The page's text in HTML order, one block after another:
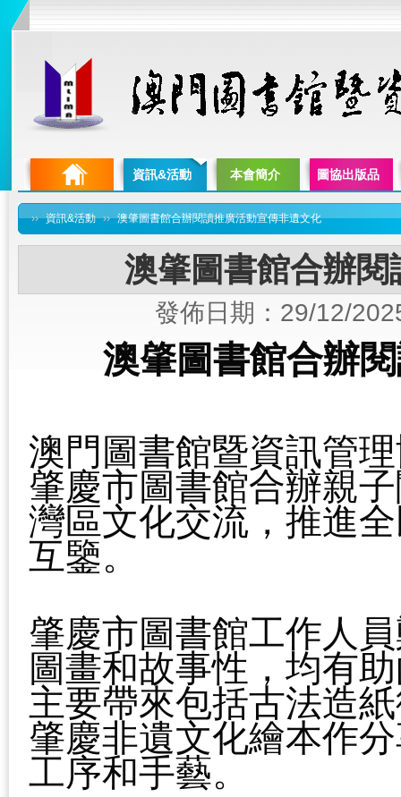
資訊&活動 本會簡介 圖協出版品
›› 資訊&活動 ›› 澳肇圖書館合辦閱讀推廣活動宣傳非遺文化
澳肇圖書館合辦
發佈日期：29/12/
澳肇圖書館合辦
澳門圖書館暨資訊管
肇慶市圖書館合辦親
灣區文化交流，推進
互鑒。
肇慶市圖書館工作人
圖畫和故事性，均有
主要帶來包括古法造
肇慶非遺文化繪本作
工序和手藝。